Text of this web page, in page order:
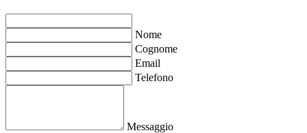
Nome
Cognome
Email
Telefono
Messaggio